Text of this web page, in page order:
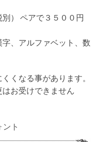
） ペアで３５００円
、アルファベット、数
くなる事があります。
お受けできません
ト